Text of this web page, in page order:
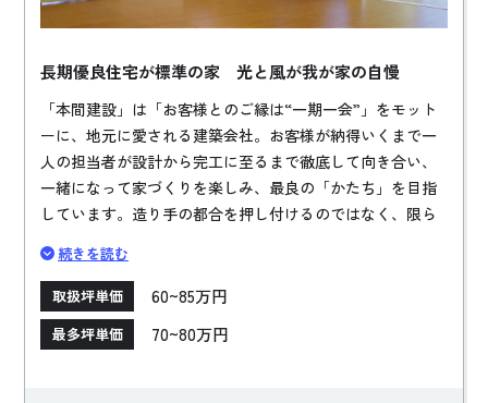
長期優良住宅が標準の家 光と風が我が家の自慢
「本間建設」は「お客様とのご縁は“一期一会”」をモット
ーに、地元に愛される建築会社。お客様が納得いくまで一
人の担当者が設計から完工に至るまで徹底して向き合い、
一緒になって家づくりを楽しみ、最良の「かたち」を目指
しています。造り手の都合を押し付けるのではなく、限ら
提案しています。
続きを読む
取扱坪単価 60~85万円
最多坪単価 70~80万円